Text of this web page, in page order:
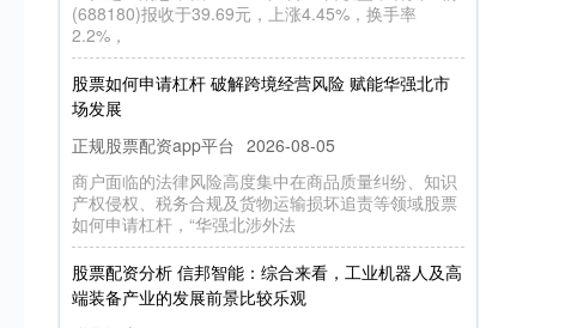
2.2%，
股票如何申请杠杆 破解跨境经营风险 赋能华强北市
场发展
正规股票配资app平台
商户面临的法律风险高度集中在商品质量纠纷、知识
产权侵权、税务合规及货物运输损坏追责等领域股票
如何申请杠杆，“华强北涉外法
股票配资分析 信邦智能：综合来看，工业机器人及高
端装备产业的发展前景比较乐观
联华证券 2026-05-27